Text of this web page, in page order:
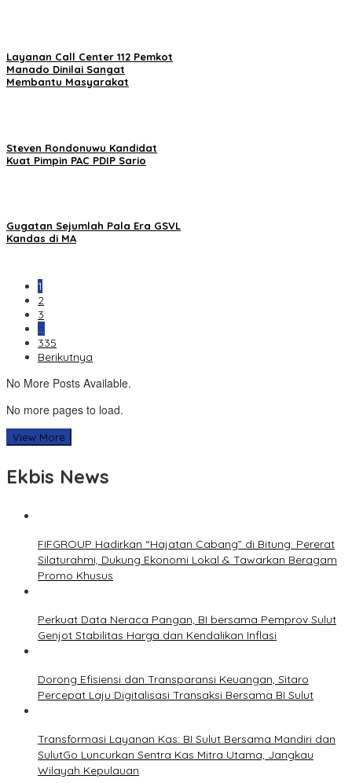
Layanan Call Center 112 Pemkot
Manado Dinilai Sangat
Membantu Masyarakat
Steven Rondonuwu Kandidat
Kuat Pimpin PAC PDIP Sario
Gugatan Sejumlah Pala Era GSVL
Kandas di MA
1
2
3
…
335
Berikutnya
No More Posts Available.
No more pages to load.
View More
Ekbis News
FIFGROUP Hadirkan “Hajatan Cabang” di Bitung: Pererat
Silaturahmi, Dukung Ekonomi Lokal & Tawarkan Beragam
Promo Khusus
Perkuat Data Neraca Pangan, BI bersama Pemprov Sulut
Genjot Stabilitas Harga dan Kendalikan Inflasi
Dorong Efisiensi dan Transparansi Keuangan, Sitaro
Percepat Laju Digitalisasi Transaksi Bersama BI Sulut
Transformasi Layanan Kas: BI Sulut Bersama Mandiri dan
SulutGo Luncurkan Sentra Kas Mitra Utama, Jangkau
Wilayah Kepulauan